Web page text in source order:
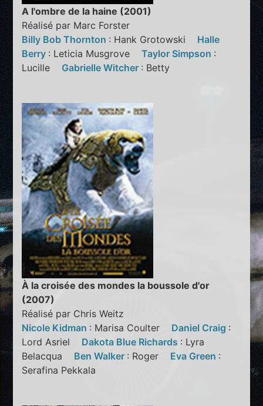
A l'ombre de la haine (2001)
Réalisé par Marc Forster
Billy Bob Thornton : Hank Grotowski Halle
Berry : Leticia MusgroveTaylor Simpson :
Lucille Gabrielle Witcher : Betty
À la croisée des mondes la boussole d'or
(2007)
Réalisé par Chris Weitz
Nicole Kidman : Marisa Coulter Daniel Craig :
Lord Asriel Dakota Blue Richards : Lyra
Belacqua Ben Walker : Roger Eva Green :
Serafina Pekkala